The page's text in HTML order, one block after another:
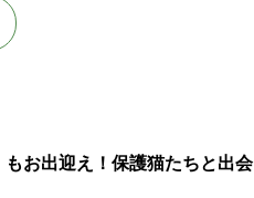
もお出迎え！保護猫たちと出会